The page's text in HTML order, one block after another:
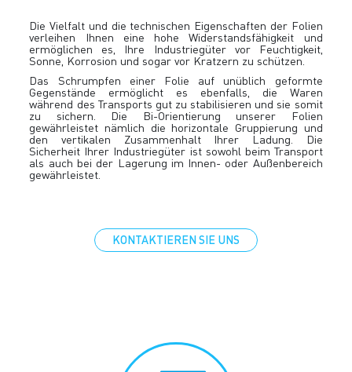
Die Vielfalt und die technischen Eigenschaften der Folien
verleihen Ihnen eine hohe Widerstandsfähigkeit und
ermöglichen es, Ihre Industriegüter vor Feuchtigkeit,
Sonne, Korrosion und sogar vor Kratzern zu schützen.
Das Schrumpfen einer Folie auf unüblich geformte
Gegenstände ermöglicht es ebenfalls, die Waren
während des Transports gut zu stabilisieren und sie somit
zu sichern. Die Bi-Orientierung unserer Folien
gewährleistet nämlich die horizontale Gruppierung und
den vertikalen Zusammenhalt Ihrer Ladung. Die
Sicherheit Ihrer Industriegüter ist sowohl beim Transport
als auch bei der Lagerung im Innen- oder Außenbereich
gewährleistet.
KONTAKTIEREN SIE UNS